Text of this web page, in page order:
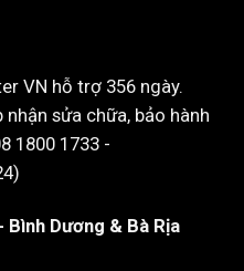
VN hỗ trợ 356 ngày.
sửa chữa, bảo hành
1800 1733 -
Bình Dương & Bà Rịa